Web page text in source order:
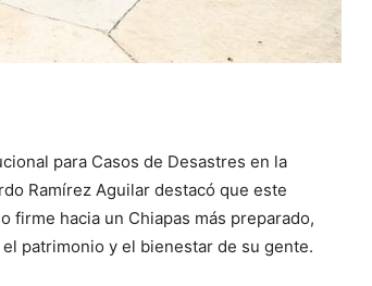
para Casos de Desastres en la
Ramírez Aguilar destacó que este
firme hacia un Chiapas más preparado,
patrimonio y el bienestar de su gente.